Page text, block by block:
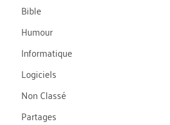
Bible
Humour
Informatique
Logiciels
Non Classé
Partages